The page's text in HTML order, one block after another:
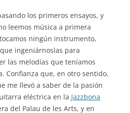
los primeros ensayos, y
leemos música a primera
ningún instrumento,
ingeniárnoslas para
las melodías que teníamos
Confianza que, en otro sentido,
me llevó a saber de la pasión
eléctrica en la Jazzbona
del Palau de les Arts, y en